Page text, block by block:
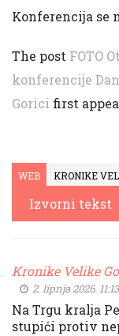
Konferencija se
The post FOTO
konferencije
Gorici first
WEB KRONIKE
Izvorni tekst
Kronike Velike
2. lipnja 2026. 11:13
Na Trgu kralja
stupići protiv